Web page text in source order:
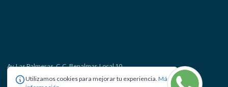
Av. Las Palmeras, C.C. Benalmar, Local 10
29630 Benalmádena Costa, Málaga
Utilizamos cookies para mejorar tu experiencia. Más